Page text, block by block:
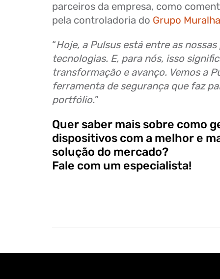
parceiros da empresa, como
pela controladoria do Grupo Muralha
“Hoje, a Pulsus está entre as
tecnologias. E, para nós, isso
transformação e avanço. Vemos a
ferramenta de segurança que faz
portfólio.”
Quer saber mais sobre como
dispositivos com a melhor e
solução do mercado?
Fale com um especialista!